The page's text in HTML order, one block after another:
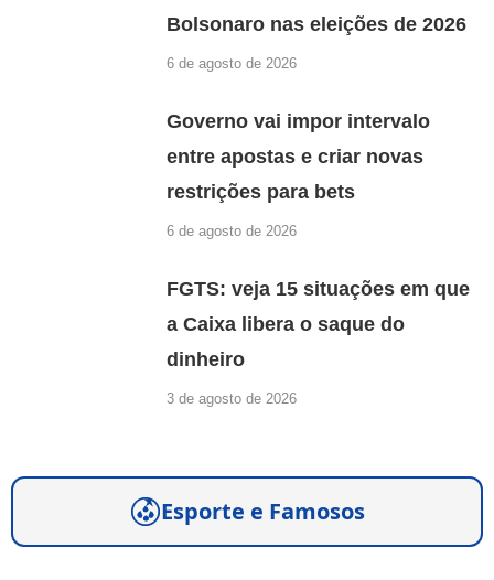
Bolsonaro nas eleições de 2026
6 de agosto de 2026
Governo vai impor intervalo
entre apostas e criar novas
restrições para bets
6 de agosto de 2026
FGTS: veja 15 situações em que
a Caixa libera o saque do
dinheiro
3 de agosto de 2026
Esporte e Famosos